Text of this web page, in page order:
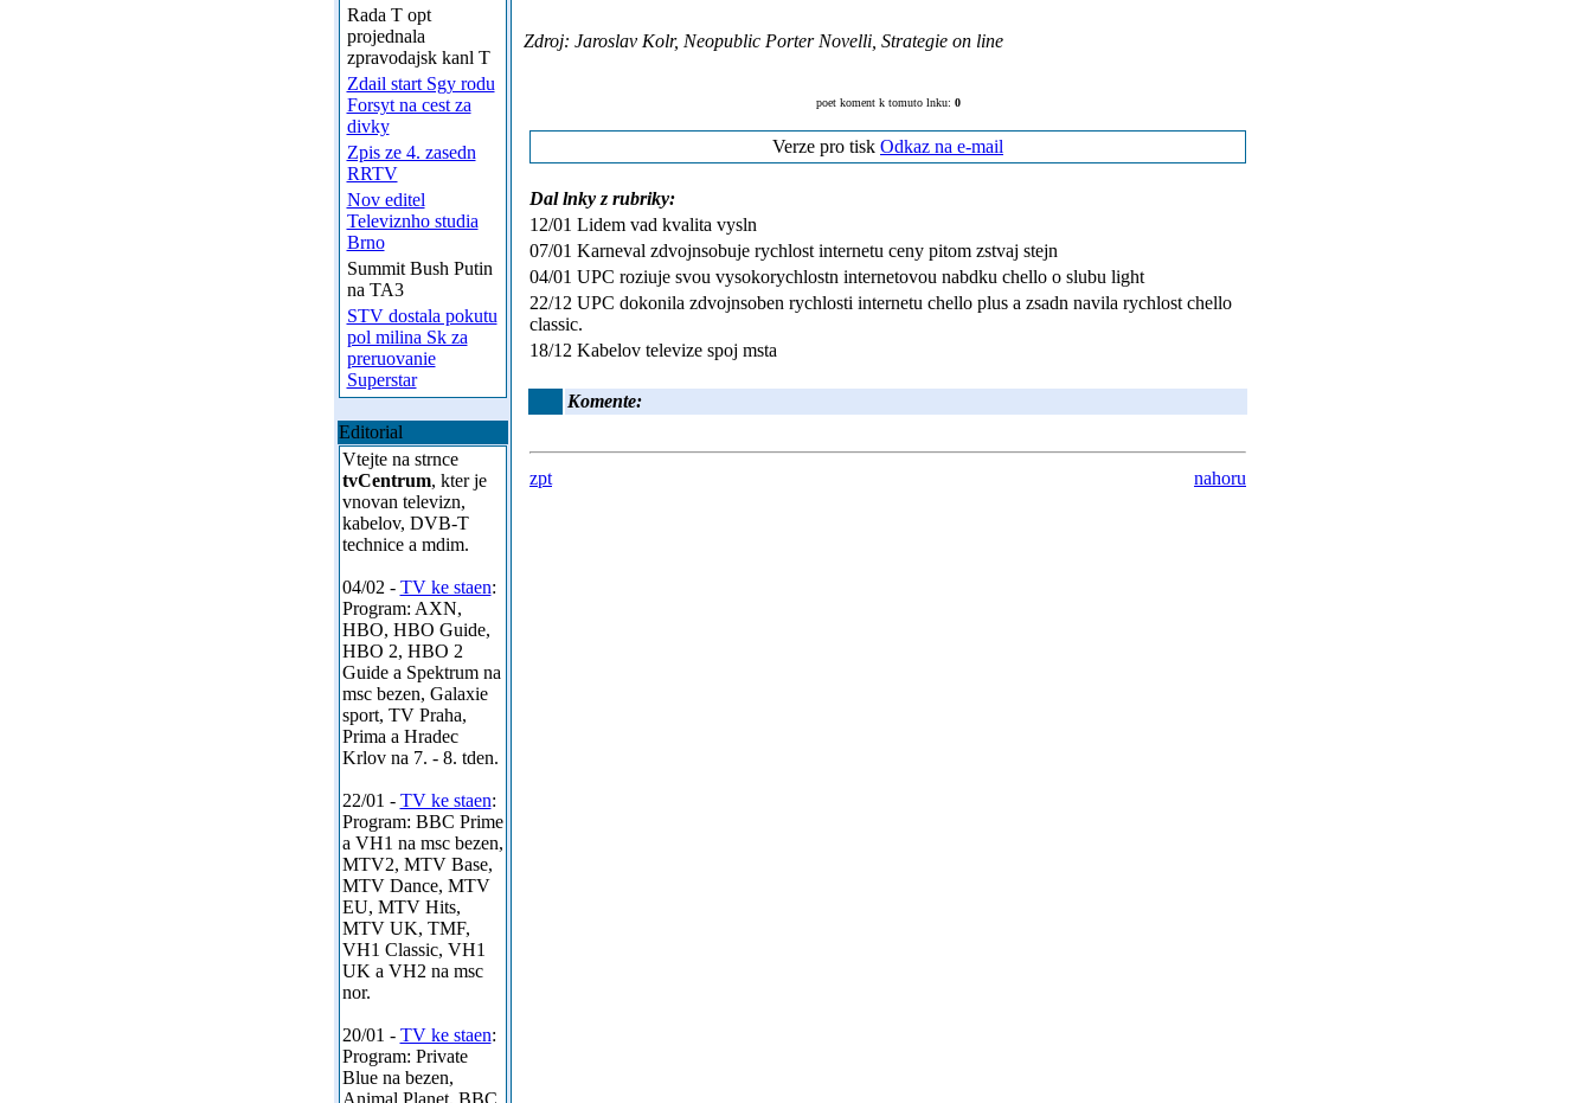
Rada T opt
projednala
zpravodajsk kanl T
Zdail start Sgy rodu
Forsyt na cest za
divky
Zpis ze 4. zasedn
RRTV
Nov editel
Televiznho studia
Brno
Summit Bush Putin
na TA3
STV dostala pokutu
pol milina Sk za
preruovanie
Superstar
Editorial
Vtejte na strnce
tvCentrum, kter je
vnovan televizn,
kabelov, DVB-T
technice a mdim.
04/02 - TV ke staen:
Program: AXN,
HBO, HBO Guide,
HBO 2, HBO 2
Guide a Spektrum na
msc bezen, Galaxie
sport, TV Praha,
Prima a Hradec
Krlov na 7. - 8. tden.
22/01 - TV ke staen:
Program: BBC Prime
a VH1 na msc bezen,
MTV2, MTV Base,
MTV Dance, MTV
EU, MTV Hits,
MTV UK, TMF,
VH1 Classic, VH1
UK a VH2 na msc
nor.
20/01 - TV ke staen:
Program: Private
Blue na bezen,
Animal Planet, BBC
Zdroj: Jaroslav Kolr, Neopublic Porter Novelli, Strategie on line
poet koment k tomuto lnku: 0
Verze pro tisk Odkaz na e-mail
Dal lnky z rubriky:
12/01 Lidem vad kvalita vysln
07/01 Karneval zdvojnsobuje rychlost internetu ceny pitom zstvaj stejn
04/01 UPC roziuje svou vysokorychlostn internetovou nabdku chello o slubu light
22/12 UPC dokonila zdvojnsoben rychlosti internetu chello plus a zsadn navila rychlost chello
classic.
18/12 Kabelov televize spoj msta
Komente:
zpt nahoru